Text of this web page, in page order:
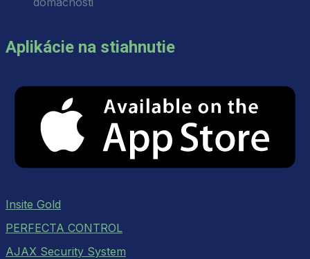
Aplikácie na stiahnutie
Insite Gold
PERFECTA CONTROL
AJAX Security System